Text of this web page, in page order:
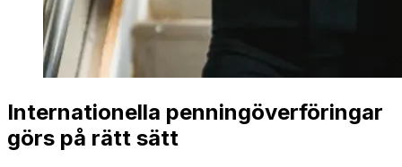
Internationella penningöverföringar
görs på rätt sätt